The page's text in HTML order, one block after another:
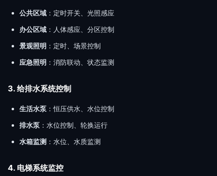
公共区域 ：定时开关、光照感应
办公区域 ：人体感应、分区控制
景观照明 ：定时、场景控制
应急照明 ：消防联动、状态监测
3. 给排水系统控制
生活水泵 ：恒压供水、水位控制
排水泵 ：水位控制、轮换运行
水箱监测 ：水位、水质监测
4. 电梯系统监控